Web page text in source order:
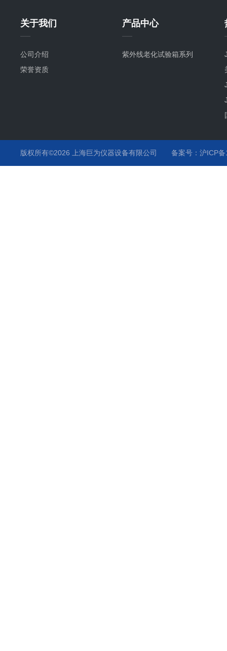
关于我们
公司介绍
荣誉资质
产品中心
紫外线老化试验箱系列
版权所有©2026 上海巨为仪器设备有限公司 备案号：沪ICP